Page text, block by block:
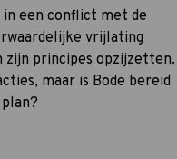
een conflict met de
vrijlating
zijn principes opzijzetten.
maar is Bode bereid